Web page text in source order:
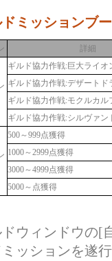
ドミッションブ
詳細
ギルド協力作戦:巨大ライオ
ギルド協力作戦:デザートド
ギルド協力作戦:モクルカル
ギルド協力作戦:シルヴァン
500～999点獲得
1000～2999点獲得
3000～4999点獲得
5000～点獲得
ドウィンドウの
ッションを遂